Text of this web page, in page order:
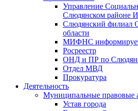
Управление
Слюдянском районе
Слюдянский филиал
области
МИФНС
Росреестр
ОНД и ПР по
Отдел МВД
Прокуратура
Деятельность
Муниципальные правовые
Устав города